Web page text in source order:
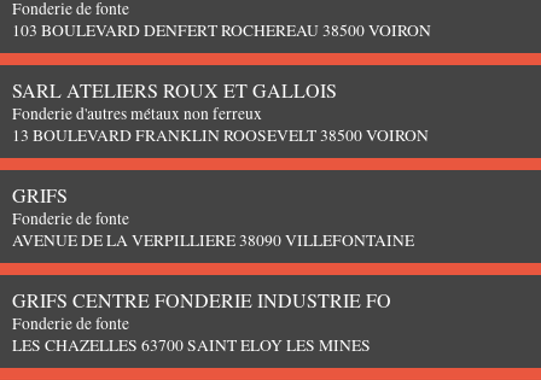
Fonderie de fonte
103 BOULEVARD DENFERT ROCHEREAU 38500 VOIRON
SARL ATELIERS ROUX ET GALLOIS
Fonderie d'autres métaux non ferreux
13 BOULEVARD FRANKLIN ROOSEVELT 38500 VOIRON
GRIFS
Fonderie de fonte
AVENUE DE LA VERPILLIERE 38090 VILLEFONTAINE
GRIFS CENTRE FONDERIE INDUSTRIE FO
Fonderie de fonte
LES CHAZELLES 63700 SAINT ELOY LES MINES